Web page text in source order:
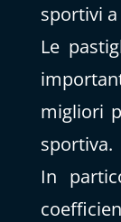
sportivi
Le
migliori
sportiva.
In